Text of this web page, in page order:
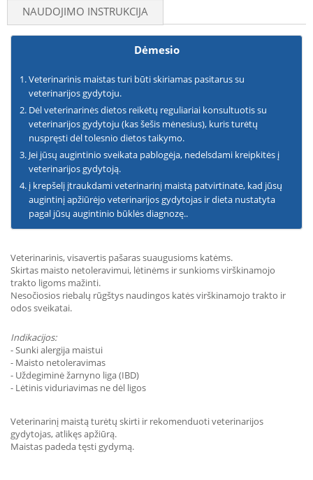
NAUDOJIMO INSTRUKCIJA
Dėmesio
Veterinarinis maistas turi būti skiriamas pasitarus su
veterinarijos gydytoju.
Dėl veterinarinės dietos reikėtų reguliariai konsultuotis su
veterinarijos gydytoju (kas šešis mėnesius), kuris turėtų
nuspręsti dėl tolesnio dietos taikymo.
Jei jūsų augintinio sveikata pablogėja, nedelsdami kreipkitės į
veterinarijos gydytoją.
į krepšelį įtraukdami veterinarinį maistą patvirtinate, kad jūsų
augintinį apžiūrėjo veterinarijos gydytojas ir dieta nustatyta
pagal jūsų augintinio būklės diagnozę..
Veterinarinis, visavertis pašaras suaugusioms katėms.
Skirtas maisto netoleravimui, lėtinėms ir sunkioms virškinamojo
trakto ligoms mažinti.
Nesočiosios riebalų rūgštys naudingos katės virškinamojo trakto ir
odos sveikatai.
Indikacijos:
- Sunki alergija maistui
- Maisto netoleravimas
- Uždegiminė žarnyno liga (IBD)
- Lėtinis viduriavimas ne dėl ligos
Veterinarinį maistą turėtų skirti ir rekomenduoti veterinarijos
gydytojas, atlikęs apžiūrą.
Maistas padeda tęsti gydymą.